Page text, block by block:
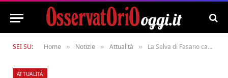
SEI SU: Home » Notizie » Attualità » La Selva di Fasano cade a pezzi: dopo la panoramica crolla un tratto delle ‘giritoie’ LE FOTO
ATTUALITÀ